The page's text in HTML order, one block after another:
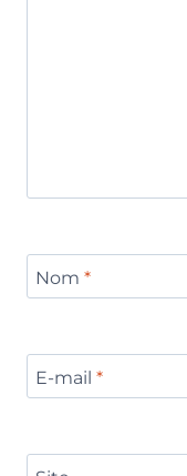
Nom *
E-mail *